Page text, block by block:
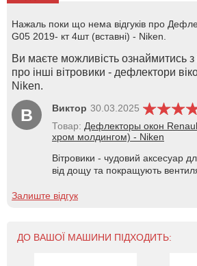
Нажаль поки що нема відгуків про
G05 2019- кт 4шт (вставні) - Niken.
Ви маєте можливість ознаймитись з
про інші вітровики - дефлектори
Niken.
В Виктор 30.03.2025
Товар: Дефлекторы окон
хром молдингом) - Niken
Вітровики - чудовий аксесуар
від дощу та покращують
Залиште відгук
ДО ВАШОЇ МАШИНИ ПІДХОДИТЬ: